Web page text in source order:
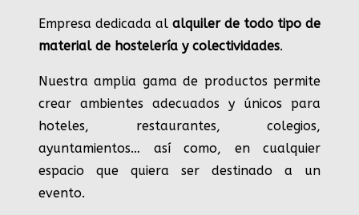
Empresa dedicada al alquiler de todo tipo de
material de hostelería y colectividades.
Nuestra amplia gama de productos permite
crear ambientes adecuados y únicos para
hoteles, restaurantes, colegios,
ayuntamientos… así como, en cualquier
espacio que quiera ser destinado a un
evento.